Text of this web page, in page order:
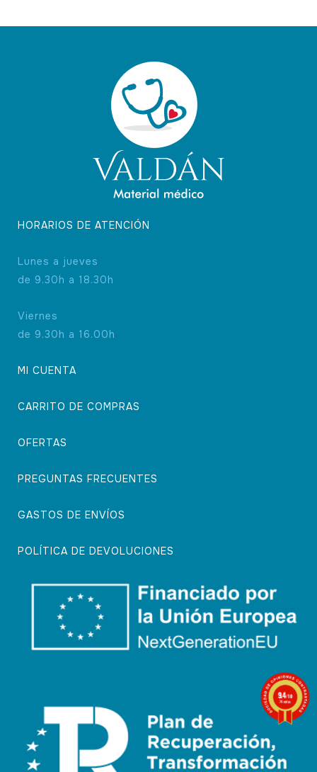
HORARIOS DE ATENCIÓN
Lunes a jueves
de 9.30h a 18.30h
Viernes
de 9.30h a 16.00h
MI CUENTA
CARRITO DE COMPRAS
OFERTAS
PREGUNTAS FRECUENTES
GASTOS DE ENVÍOS
POLÍTICA DE DEVOLUCIONES
9.4/10
74 notas